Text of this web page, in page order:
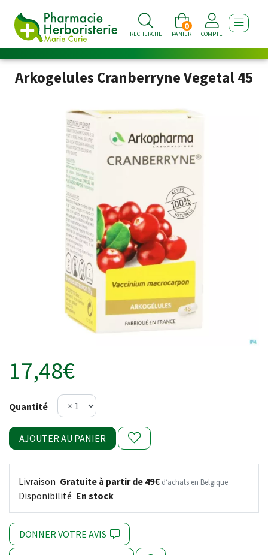
RECHERCHE PANIER
0
COMPTE
Arkogelules Cranberryne Vegetal 45
17,48€
Quantité
AJOUTER AU PANIER
Livraison Gratuite à partir de 49€ d’achats en Belgique
Disponibilité En stock
DONNER VOTRE AVIS